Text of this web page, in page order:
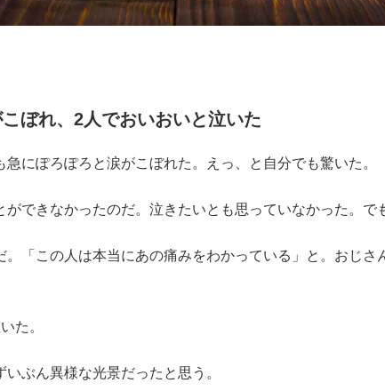
ぼれ、2人でおいおいと泣いた
にぽろぽろと涙がこぼれた。えっ、と自分でも驚いた。
できなかったのだ。泣きたいとも思っていなかった。で
「この人は本当にあの痛みをわかっている」と。おじさ
た。
ぶん異様な光景だったと思う。